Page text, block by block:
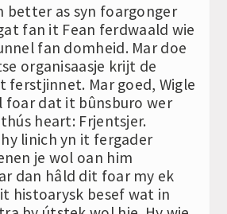
better as syn foargonger
fan it Fean ferdwaald wie
fan domheid. Mar doe
organisaasje krijt de
ferstjinnet. Mar goed, Wigle
foar dat it bûnsburo wer
heart: Frjentsjer.
linich yn it fergader
je wol oan him
dan hâld dit foar my ek
histoarysk besef wat in